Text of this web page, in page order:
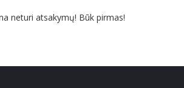
neturi atsakymų! Būk pirmas!